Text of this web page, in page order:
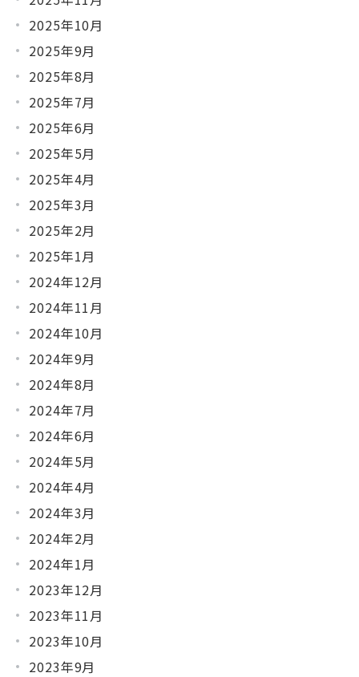
2025年10月
2025年9月
2025年8月
2025年7月
2025年6月
2025年5月
2025年4月
2025年3月
2025年2月
2025年1月
2024年12月
2024年11月
2024年10月
2024年9月
2024年8月
2024年7月
2024年6月
2024年5月
2024年4月
2024年3月
2024年2月
2024年1月
2023年12月
2023年11月
2023年10月
2023年9月